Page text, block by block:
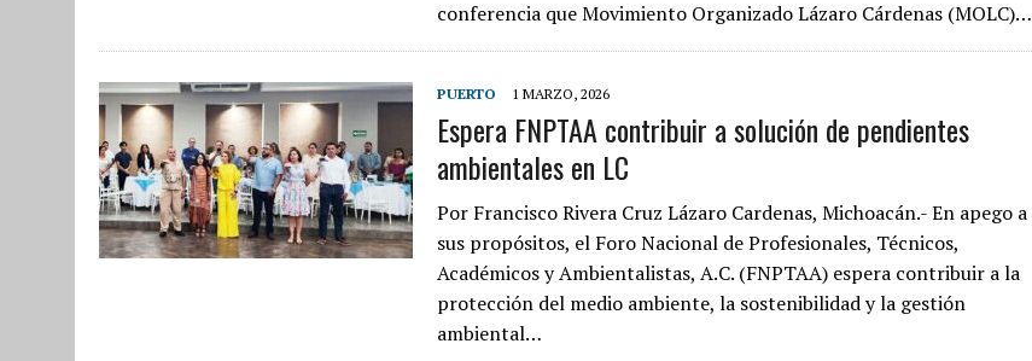
conferencia que Movimiento Organizado Lázaro Cárdenas (MOLC)…
PUERTO 1 MARZO, 2026
Espera FNPTAA contribuir a solución de pendientes
ambientales en LC
Por Francisco Rivera Cruz Lázaro Cardenas, Michoacán.- En apego a
sus propósitos, el Foro Nacional de Profesionales, Técnicos,
Académicos y Ambientalistas, A.C. (FNPTAA) espera contribuir a la
protección del medio ambiente, la sostenibilidad y la gestión
ambiental…